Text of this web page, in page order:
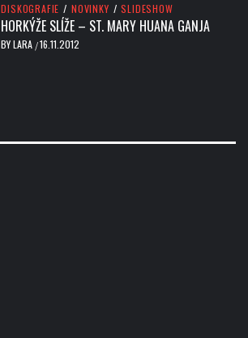
DISKOGRAFIE / NOVINKY / SLIDESHOW
HORKÝŽE SLÍŽE – ST. MARY HUANA GANJA
BYLARA /16.11.2012